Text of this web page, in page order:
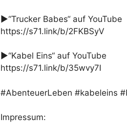
►“Trucker Babes“ auf YouTube
https://s71.link/b/2FKBSyV
►“Kabel Eins“ auf YouTube
https://s71.link/b/35wvy7I
#AbenteuerLeben #kabeleins
Impressum: